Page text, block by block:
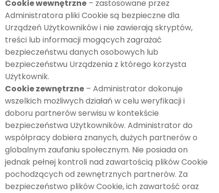
Cookie wewnętrzne – zastosowane przez
Administratora pliki Cookie są bezpieczne dla
Urządzeń Użytkowników i nie zawierają skryptów,
treści lub informacji mogących zagrażać
bezpieczeństwu danych osobowych lub
bezpieczeństwu Urządzenia z którego korzysta
Użytkownik.
Cookie zewnętrzne – Administrator dokonuje
wszelkich możliwych działań w celu weryfikacji i
doboru partnerów serwisu w kontekście
bezpieczeństwa Użytkowników. Administrator do
współpracy dobiera znanych, dużych partnerów o
globalnym zaufaniu społecznym. Nie posiada on
jednak pełnej kontroli nad zawartością plików Cookie
pochodzących od zewnętrznych partnerów. Za
bezpieczeństwo plików Cookie, ich zawartość oraz